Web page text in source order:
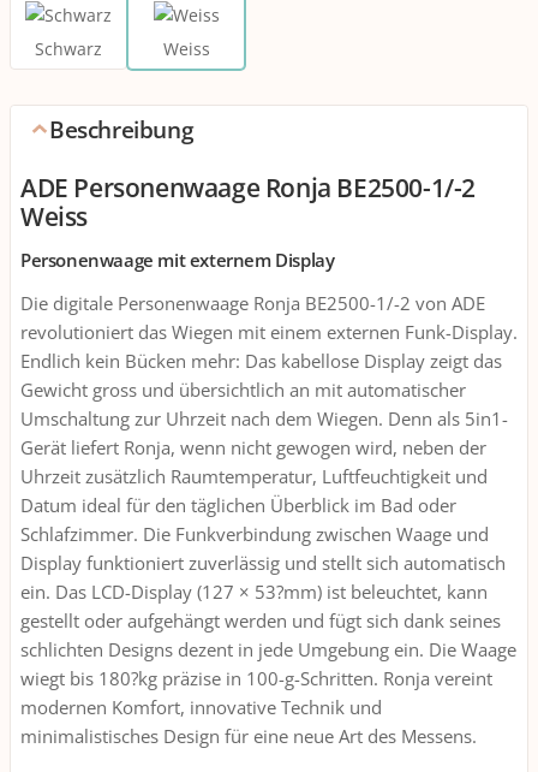
Schwarz Weiss
Beschreibung
ADE Personenwaage Ronja BE2500-1/-2
Weiss
Personenwaage mit externem Display
Die digitale Personenwaage Ronja BE2500-1/-2 von ADE
revolutioniert das Wiegen mit einem externen Funk-Display.
Endlich kein Bücken mehr: Das kabellose Display zeigt das
Gewicht gross und übersichtlich an mit automatischer
Umschaltung zur Uhrzeit nach dem Wiegen. Denn als 5in1-
Gerät liefert Ronja, wenn nicht gewogen wird, neben der
Uhrzeit zusätzlich Raumtemperatur, Luftfeuchtigkeit und
Datum ideal für den täglichen Überblick im Bad oder
Schlafzimmer. Die Funkverbindung zwischen Waage und
Display funktioniert zuverlässig und stellt sich automatisch
ein. Das LCD-Display (127 × 53?mm) ist beleuchtet, kann
gestellt oder aufgehängt werden und fügt sich dank seines
schlichten Designs dezent in jede Umgebung ein. Die Waage
wiegt bis 180?kg präzise in 100-g-Schritten. Ronja vereint
modernen Komfort, innovative Technik und
minimalistisches Design für eine neue Art des Messens.